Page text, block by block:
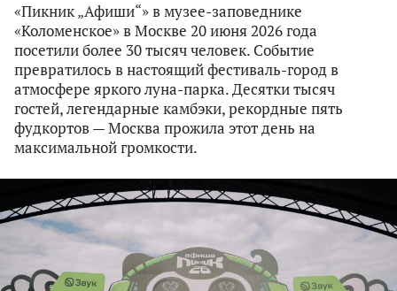
«Пикник „Афиши“» в музее-заповеднике
«Коломенское» в Москве 20 июня 2026 года
посетили более 30 тысяч человек. Событие
превратилось в настоящий фестиваль-город в
атмосфере яркого луна-парка. Десятки тысяч
гостей, легендарные камбэки, рекордные пять
фудкортов — Москва прожила этот день на
максимальной громкости.